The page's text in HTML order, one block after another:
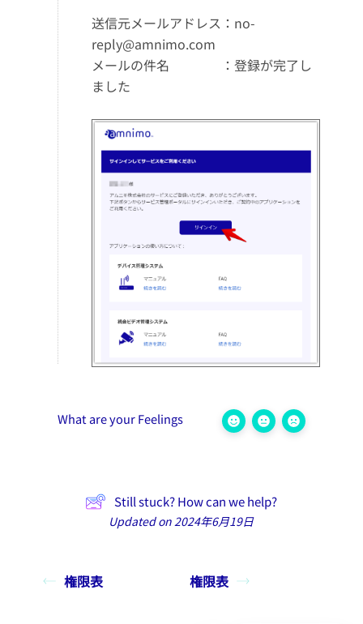
送信元メールアドレス：no-
reply@amnimo.com
メールの件名 ：登録が完了し
ました
What are your Feelings
Still stuck? How can we help?
Updated on 2024年6月19日
権限表 権限表